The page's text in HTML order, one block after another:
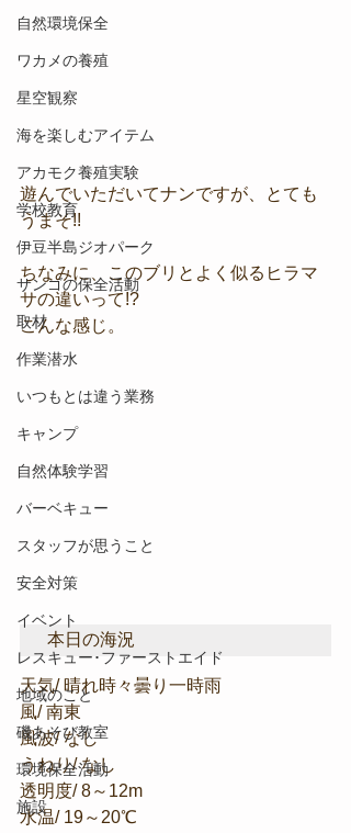
自然環境保全
ワカメの養殖
星空観察
海を楽しむアイテム
アカモク養殖実験
学校教育
伊豆半島ジオパーク
サンゴの保全活動
取材
作業潜水
いつもとは違う業務
キャンプ
自然体験学習
バーベキュー
スタッフが思うこと
安全対策
イベント
レスキュー･ファーストエイド
地域のこと
磯あそび教室
環境保全活動
施設
遊んでいただいてナンですが、とても
うまそ!!
ちなみに、このブリとよく似るヒラマ
サの違いって!?
こんな感じ。
本日の海況
天気/ 晴れ時々曇り一時雨
風/ 南東
風波/ なし
うねり/ なし
透明度/ 8～12m
水温/ 19～20℃